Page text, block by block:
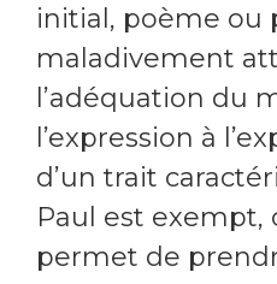
initial, poème ou
maladivement
l’adéquation du
l’expression à
d’un trait
Paul est exempt,
permet de